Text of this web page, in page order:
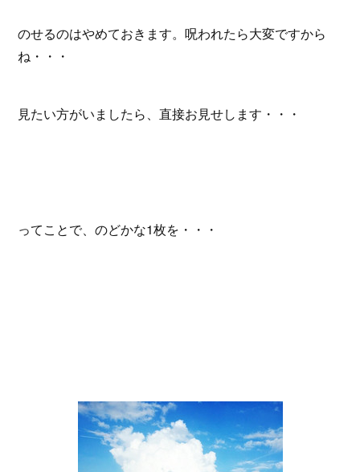
のせるのはやめておきます。呪われたら大変ですから
ね・・・
見たい方がいましたら、直接お見せします・・・
ってことで、のどかな1枚を・・・